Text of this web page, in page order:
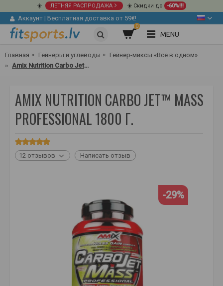
☀️ ЛЕТНЯЯ РАСПРОДАЖА ☀️ Скидки до -60%!!!
Аккаунт | Бесплатная доставка от 59€!
0
MENU
Главная Гейнеры и углеводы
Гейнер-миксы «Все в одном»
Amix Nutrition Carbo Jet™ Mass Professional 1800 г.
AMIX NUTRITION CARBO JET™ MASS
PROFESSIONAL 1800 Г.
12 отзывов Написать отзыв
-29%